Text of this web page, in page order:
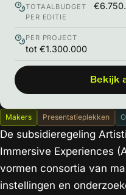
Makers Presentatieplekken
De subsidieregeling
Immersive Experiences
vormen consortia van
instellingen en
TOTAALBUDGET
PER EDITIE
PER PROJECT
tot €1.300.000
Bekijk